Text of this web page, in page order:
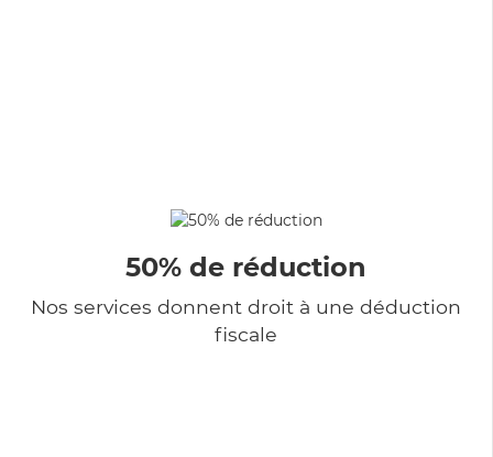
50% de réduction
Nos services donnent droit à une déduction
fiscale